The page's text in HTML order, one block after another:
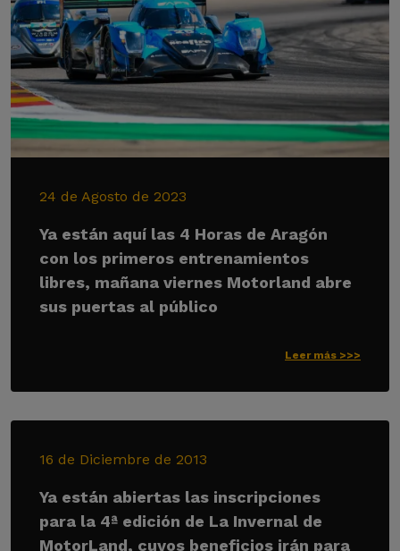
24 de Agosto de 2023
Ya están aquí las 4 Horas de Aragón
con los primeros entrenamientos
libres, mañana viernes Motorland abre
sus puertas al público
Leer más >>>
16 de Diciembre de 2013
Ya están abiertas las inscripciones
para la 4ª edición de La Invernal de
MotorLand, cuyos beneficios irán para